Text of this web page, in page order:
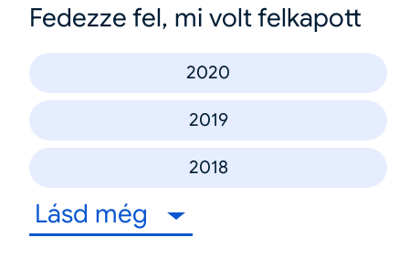
Fedezze fel, mi volt felkapott
2020
2019
2018
Lásd még